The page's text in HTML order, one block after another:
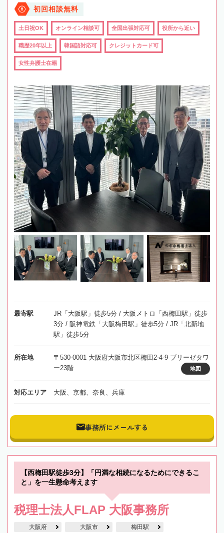
初回相談無料
土日祝OK オンライン相談可 全国出張対応可 役所から近い
職歴20年以上 韓国語対応可 クレジットカード可
女性弁護士在籍
最寄駅
JR「大阪駅」徒歩5分 / 大阪メトロ「西梅田駅」徒歩
3分 / 阪神電鉄「大阪梅田駅」徒歩5分 / JR「北新地
駅」徒歩5分
所在地
〒530-0001 大阪府大阪市北区梅田2-4-9 ブリーゼタワ
ー23階
地図
対応エリア 大阪、京都、奈良、兵庫
事務所にメールする
【西梅田駅徒歩3分】「円満な相続になるためにできるこ
と」を一生懸命考えます
税理士法人FLAP 大阪事務所
大阪府 大阪市 梅田駅